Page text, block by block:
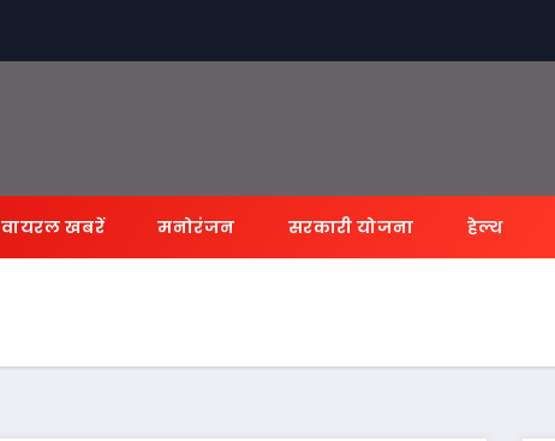
वायरल खबरें मनोरंजन सरकारी योजना हेल्थ